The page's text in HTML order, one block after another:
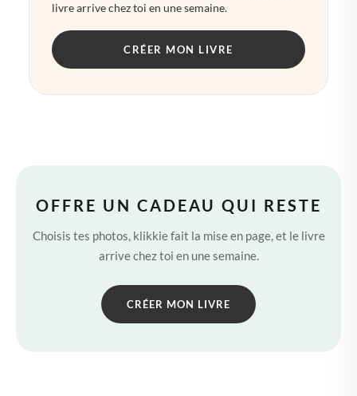
livre arrive chez toi en une semaine.
CRÉER MON LIVRE
OFFRE UN CADEAU QUI RESTE
Choisis tes photos, klikkie fait la mise en page, et le livre
arrive chez toi en une semaine.
CRÉER MON LIVRE